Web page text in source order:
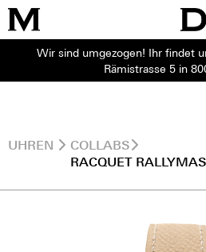
Wir sind umgezogen! Ihr findet
Rämistrasse 5 in
UHREN
COLLABS
RACQUET